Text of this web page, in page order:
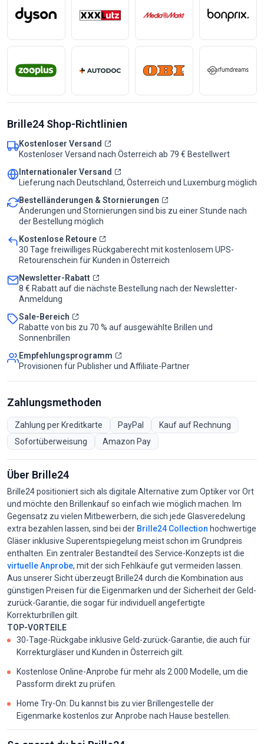
Brille24 Shop-Richtlinien
Kostenloser Versand
Kostenloser Versand nach Österreich ab 79 € Bestellwert
Internationaler Versand
Lieferung nach Deutschland, Österreich und Luxemburg möglich
Bestelländerungen & Stornierungen
Änderungen und Stornierungen sind bis zu einer Stunde nach
der Bestellung möglich
Kostenlose Retoure
30 Tage freiwilliges Rückgaberecht mit kostenlosem UPS-
Retourenschein für Kunden in Österreich
Newsletter-Rabatt
8 € Rabatt auf die nächste Bestellung nach der Newsletter-
Anmeldung
Sale-Bereich
Rabatte von bis zu 70 % auf ausgewählte Brillen und
Sonnenbrillen
Empfehlungsprogramm
Provisionen für Publisher und Affiliate-Partner
Zahlungsmethoden
Zahlung per Kreditkarte PayPal
Kauf auf Rechnung
Sofortüberweisung
Amazon Pay
Über Brille24
Brille24 positioniert sich als digitale Alternative zum Optiker vor Ort
und möchte den Brillenkauf so einfach wie möglich machen. Im
Gegensatz zu vielen Mitbewerbern, die sich jede Glasveredelung
extra bezahlen lassen, sind bei der Brille24 Collection hochwertige
Gläser inklusive Superentspiegelung meist schon im Grundpreis
enthalten. Ein zentraler Bestandteil des Service-Konzepts ist die
virtuelle Anprobe, mit der sich Fehlkäufe gut vermeiden lassen.
Aus unserer Sicht überzeugt Brille24 durch die Kombination aus
günstigen Preisen für die Eigenmarken und der Sicherheit der Geld-
zurück-Garantie, die sogar für individuell angefertigte
Korrekturbrillen gilt.
TOP-VORTEILE
30-Tage-Rückgabe inklusive Geld-zurück-Garantie, die auch für
Korrekturgläser und Kunden in Österreich gilt.
Kostenlose Online-Anprobe für mehr als 2.000 Modelle, um die
Passform direkt zu prüfen.
Home Try-On: Du kannst bis zu vier Brillengestelle der
Eigenmarke kostenlos zur Anprobe nach Hause bestellen.